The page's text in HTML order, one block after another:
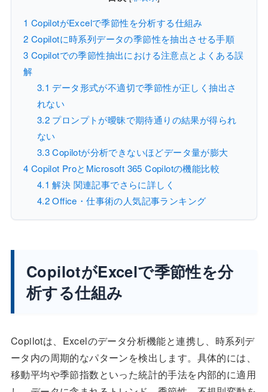
1 CopilotがExcelで季節性を分析する仕組み
2 Copilotに時系列データの季節性を抽出させる手順
3 Copilotでの季節性抽出における注意点とよくある誤
解
3.1 データ形式が不適切で季節性が正しく抽出さ
れない
3.2プロンプトが曖昧で期待通りの結果が得られ
ない
3.3Copilotが分析できないほどデータ量が膨大
4 Copilot ProとMicrosoft 365 Copilotの機能比較
4.1 解決 関連記事でさらに詳しく
4.2Office・仕事術の人気記事ランキング
CopilotがExcelで季節性を分
析する仕組み
Copilotは、Excelのデータ分析機能と連携し、時系列デ
ータ内の周期的なパターンを検出します。具体的には、
移動平均や季節指数といった統計的手法を内部的に適用